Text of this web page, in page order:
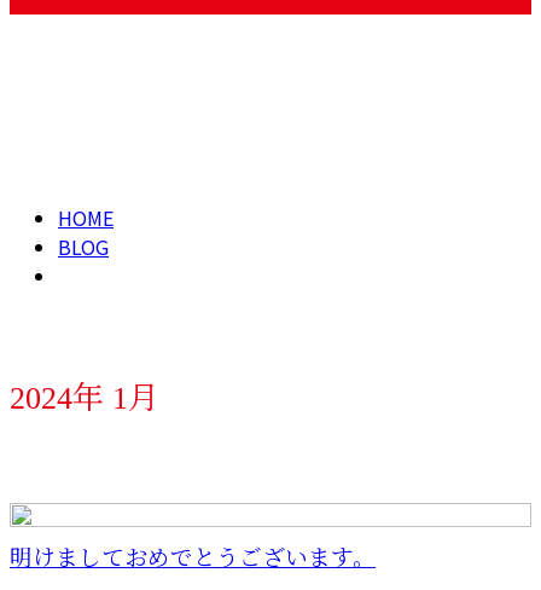
HOME
BLOG
2024年 1月
明けましておめでとうございます。